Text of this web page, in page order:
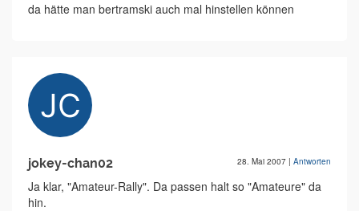
da hätte man bertramski auch mal hinstellen können
jokey-chan02 28. Mai 2007 | Antworten
Ja klar, "Amateur-Rally". Da passen halt so "Amateure" da
hin.